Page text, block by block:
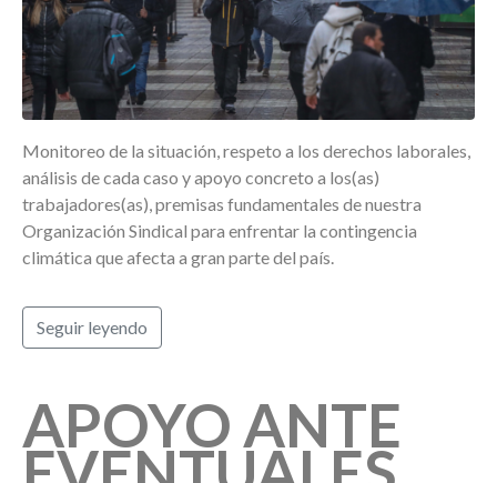
Monitoreo de la situación, respeto a los derechos laborales,
análisis de cada caso y apoyo concreto a los(as)
trabajadores(as), premisas fundamentales de nuestra
Organización Sindical para enfrentar la contingencia
climática que afecta a gran parte del país.
Seguir leyendo
APOYO ANTE